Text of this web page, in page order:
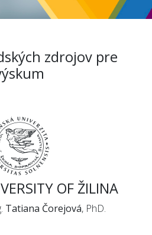
zdrojov pre
OF ŽILINA
Tatiana Čorejová, PhD.